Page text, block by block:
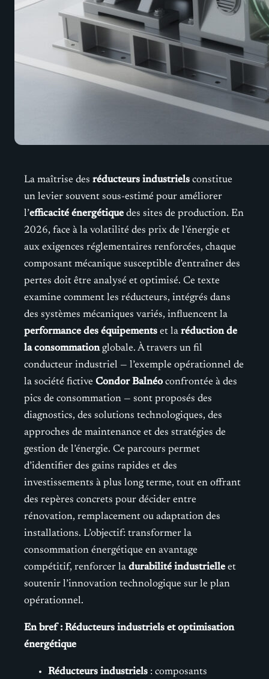
La maîtrise des réducteurs industriels constitue
un levier souvent sous-estimé pour améliorer
l’efficacité énergétique des sites de production. En
2026, face à la volatilité des prix de l’énergie et
aux exigences réglementaires renforcées, chaque
composant mécanique susceptible d’entraîner des
pertes doit être analysé et optimisé. Ce texte
examine comment les réducteurs, intégrés dans
des systèmes mécaniques variés, influencent la
performance des équipements et la réduction de
la consommationglobale. À travers un fil
conducteur industriel — l’exemple opérationnel de
la société fictive Condor Balnéo confrontée à des
pics de consommation — sont proposés des
diagnostics, des solutions technologiques, des
approches de maintenance et des stratégies de
gestion de l’énergie. Ce parcours permet
d’identifier des gains rapides et des
investissements à plus long terme, tout en offrant
des repères concrets pour décider entre
rénovation, remplacement ou adaptation des
installations. L’objectif: transformer la
consommation énergétique en avantage
compétitif, renforcer la durabilité industrielle et
soutenir l’innovation technologique sur le plan
opérationnel.
En bref : Réducteurs industriels et optimisation
énergétique
Réducteurs industriels : composants